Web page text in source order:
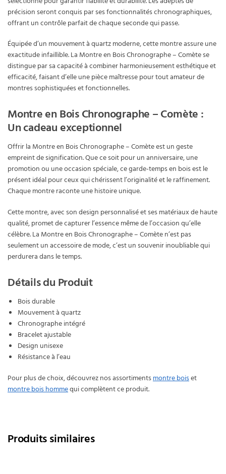
précision seront conquis par ses fonctionnalités chronographiques,
offrant un contrôle parfait de chaque seconde qui passe.
Équipée d’un mouvement à quartz moderne, cette montre assure une
exactitude infaillible. La Montre en Bois Chronographe – Comète se
distingue par sa capacité à combiner harmonieusement esthétique et
efficacité, faisant d’elle une pièce maîtresse pour tout amateur de
montres sophistiquées et fonctionnelles.
Montre en Bois Chronographe – Comète :
Un cadeau exceptionnel
Offrir la Montre en Bois Chronographe – Comète est un geste
empreint de signification. Que ce soit pour un anniversaire, une
promotion ou une occasion spéciale, ce garde-temps en bois est le
présent idéal pour ceux qui chérissent l’originalité et le raffinement.
Chaque montre raconte une histoire unique.
Cette montre, avec son design personnalisé et ses matériaux de haute
qualité, promet de capturer l’essence même de l’occasion qu’elle
célèbre. La Montre en Bois Chronographe – Comète n’est pas
seulement un accessoire de mode, c’est un souvenir inoubliable qui
perdurera dans le temps.
Détails du Produit
Bois durable
Mouvement à quartz
Chronographe intégré
Bracelet ajustable
Design unisexe
Résistance à l’eau
Pour plus de choix, découvrez nos assortimentsmontre boiset
montre bois hommequi complètent ce produit.
Produits similaires